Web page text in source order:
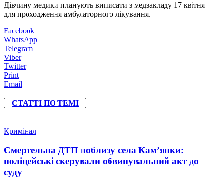
Дівчину медики планують виписати з медзакладу 17 квітня
для проходження амбулаторного лікування.
Facebook
WhatsApp
Telegram
Viber
Twitter
Print
Email
СТАТТІ ПО ТЕМІ
Кримінал
Смертельна ДТП поблизу села Кам’янки:
поліцейські скерували обвинувальний акт до
суду